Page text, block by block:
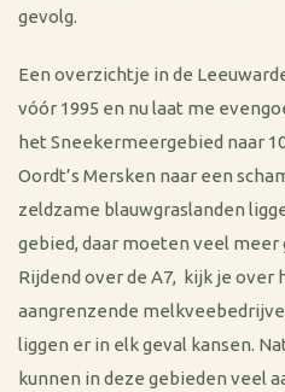
gevolg.
Een overzichtje in de
vóór 1995 en nu laat me
het Sneekermeergebied naar
Oordt’s Mersken naar een
zeldzame blauwgraslanden
gebied, daar moeten veel meer
Rijdend over de A7, kijk je over
aangrenzende
liggen er in elk geval kansen.
kunnen in deze gebieden veel